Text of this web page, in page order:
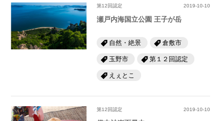
第12回認定 2019-10-10
瀬戸内海国立公園 王子が岳
自然・絶景 倉敷市
玉野市 第１２回認定
えぇとこ
第12回認定 2019-10-10